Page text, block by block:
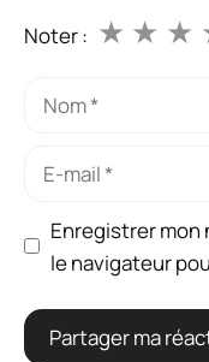
Noter : ★
★
★
Nom
Enregistrer mon
le navigateur